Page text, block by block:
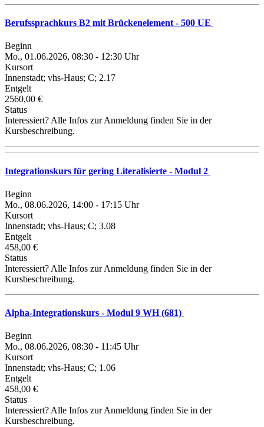
Berufssprachkurs B2 mit Brückenelement - 500 UE
Beginn
Mo., 01.06.2026, 08:30 - 12:30 Uhr
Kursort
Innenstadt; vhs-Haus; C; 2.17
Entgelt
2560,00 €
Status
Interessiert? Alle Infos zur Anmeldung finden Sie in der
Kursbeschreibung.
Integrationskurs für gering Literalisierte - Modul 2
Beginn
Mo., 08.06.2026, 14:00 - 17:15 Uhr
Kursort
Innenstadt; vhs-Haus; C; 3.08
Entgelt
458,00 €
Status
Interessiert? Alle Infos zur Anmeldung finden Sie in der
Kursbeschreibung.
Alpha-Integrationskurs - Modul 9 WH (681)
Beginn
Mo., 08.06.2026, 08:30 - 11:45 Uhr
Kursort
Innenstadt; vhs-Haus; C; 1.06
Entgelt
458,00 €
Status
Interessiert? Alle Infos zur Anmeldung finden Sie in der
Kursbeschreibung.